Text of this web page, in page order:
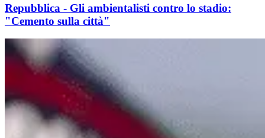
Repubblica - Gli ambientalisti contro lo stadio:
"Cemento sulla città"